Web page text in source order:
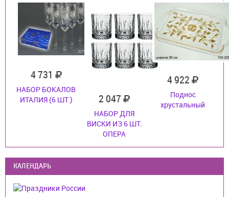
4 731
НАБОР БОКАЛОВ
ИТАЛИЯ (6 ШТ.)
2 047
НАБОР ДЛЯ
ВИСКИ ИЗ 6 ШТ.
ОПЕРА
4 922
Поднос
хрустальный
КАЛЕНДАРЬ